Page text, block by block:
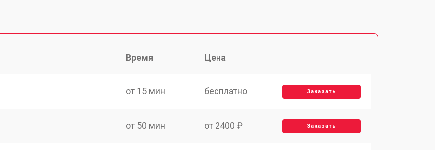
Время Цена
от 15 мин бесплатно Заказать
от 50 мин от 2400 ₽ Заказать